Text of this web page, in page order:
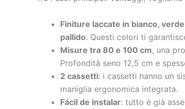
Finiture laccate in bianco,
pallido. Questi colori ti
Misure tra 80 e 100 cm, una
Profondità seno 12,5 cm e
2 cassetti: i cassetti hanno un
maniglia ergonomica integrata.
Fácil de instalar: tutto è già